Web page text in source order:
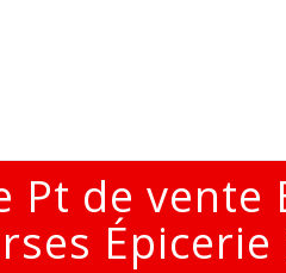
Pt de vente
Épicerie